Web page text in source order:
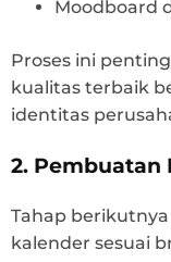
Moodboard
Proses ini
kualitas terbaik
identitas
2. Pembuatan
Tahap
kalender sesuai